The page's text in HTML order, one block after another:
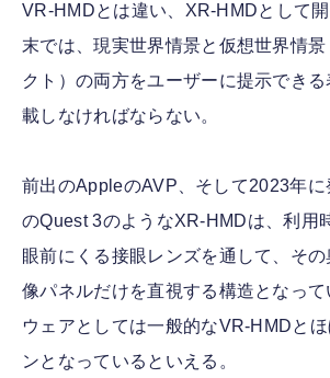
VR-HMDとは違い、XR-HMDとして
末では、現実世界情景と仮想世界情
クト）の両方をユーザーに提示でき
載しなければならない。
前出のAppleのAVP、そして2023年に
のQuest 3のようなXR-HMDは、利用
眼前にくる接眼レンズを通して、そ
像パネルだけを直視する構造となっ
ウェアとしては一般的なVR-HMDと
ンとなっているといえる。